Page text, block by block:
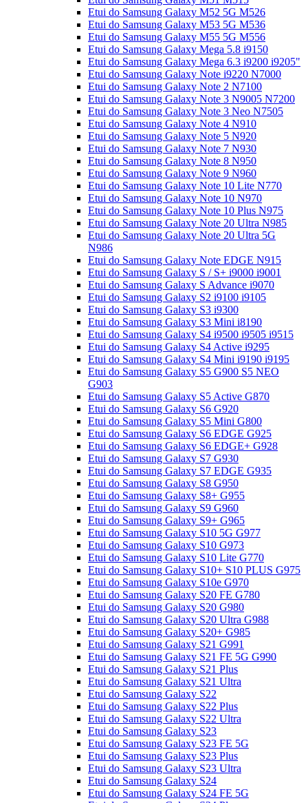
Etui do Samsung Galaxy M52 5G M526
Etui do Samsung Galaxy M53 5G M536
Etui do Samsung Galaxy M55 5G M556
Etui do Samsung Galaxy Mega 5.8 i9150
Etui do Samsung Galaxy Mega 6.3 i9200 i9205"
Etui do Samsung Galaxy Note i9220 N7000
Etui do Samsung Galaxy Note 2 N7100
Etui do Samsung Galaxy Note 3 N9005 N7200
Etui do Samsung Galaxy Note 3 Neo N7505
Etui do Samsung Galaxy Note 4 N910
Etui do Samsung Galaxy Note 5 N920
Etui do Samsung Galaxy Note 7 N930
Etui do Samsung Galaxy Note 8 N950
Etui do Samsung Galaxy Note 9 N960
Etui do Samsung Galaxy Note 10 Lite N770
Etui do Samsung Galaxy Note 10 N970
Etui do Samsung Galaxy Note 10 Plus N975
Etui do Samsung Galaxy Note 20 Ultra N985
Etui do Samsung Galaxy Note 20 Ultra 5G
N986
Etui do Samsung Galaxy Note EDGE N915
Etui do Samsung Galaxy S / S+ i9000 i9001
Etui do Samsung Galaxy S Advance i9070
Etui do Samsung Galaxy S2 i9100 i9105
Etui do Samsung Galaxy S3 i9300
Etui do Samsung Galaxy S3 Mini i8190
Etui do Samsung Galaxy S4 i9500 i9505 i9515
Etui do Samsung Galaxy S4 Active i9295
Etui do Samsung Galaxy S4 Mini i9190 i9195
Etui do Samsung Galaxy S5 G900 S5 NEO
G903
Etui do Samsung Galaxy S5 Active G870
Etui do Samsung Galaxy S6 G920
Etui do Samsung Galaxy S5 Mini G800
Etui do Samsung Galaxy S6 EDGE G925
Etui do Samsung Galaxy S6 EDGE+ G928
Etui do Samsung Galaxy S7 G930
Etui do Samsung Galaxy S7 EDGE G935
Etui do Samsung Galaxy S8 G950
Etui do Samsung Galaxy S8+ G955
Etui do Samsung Galaxy S9 G960
Etui do Samsung Galaxy S9+ G965
Etui do Samsung Galaxy S10 5G G977
Etui do Samsung Galaxy S10 G973
Etui do Samsung Galaxy S10 Lite G770
Etui do Samsung Galaxy S10+ S10 PLUS G975
Etui do Samsung Galaxy S10e G970
Etui do Samsung Galaxy S20 FE G780
Etui do Samsung Galaxy S20 G980
Etui do Samsung Galaxy S20 Ultra G988
Etui do Samsung Galaxy S20+ G985
Etui do Samsung Galaxy S21 G991
Etui do Samsung Galaxy S21 FE 5G G990
Etui do Samsung Galaxy S21 Plus
Etui do Samsung Galaxy S21 Ultra
Etui do Samsung Galaxy S22
Etui do Samsung Galaxy S22 Plus
Etui do Samsung Galaxy S22 Ultra
Etui do Samsung Galaxy S23
Etui do Samsung Galaxy S23 FE 5G
Etui do Samsung Galaxy S23 Plus
Etui do Samsung Galaxy S23 Ultra
Etui do Samsung Galaxy S24
Etui do Samsung Galaxy S24 FE 5G